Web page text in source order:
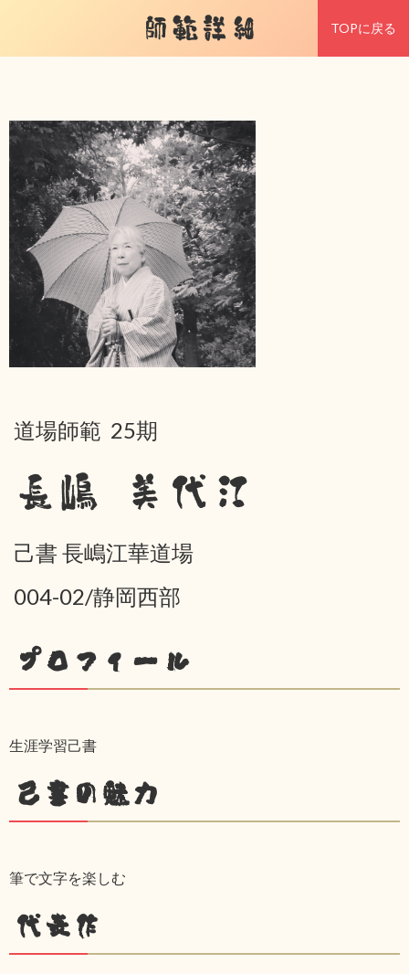
師範詳細 TOPに戻る
道場師範 25期
長嶋 美代江
己書 長嶋江華道場
004-02/静岡西部
プロフィール
生涯学習己書
己書の魅力
筆で文字を楽しむ
代表作